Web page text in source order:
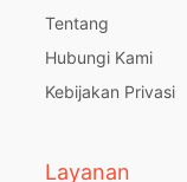
Tentang
Hubungi Kami
Kebijakan Privasi
Layanan